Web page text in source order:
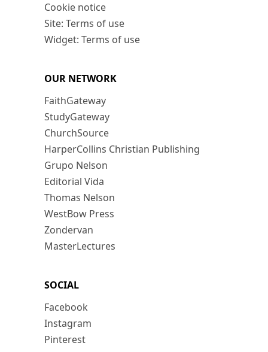
Cookie notice
Site: Terms of use
Widget: Terms of use
OUR NETWORK
FaithGateway
StudyGateway
ChurchSource
HarperCollins Christian Publishing
Grupo Nelson
Editorial Vida
Thomas Nelson
WestBow Press
Zondervan
MasterLectures
SOCIAL
Facebook
Instagram
Pinterest